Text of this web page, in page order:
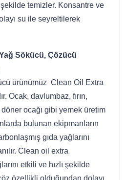
temizler. Konsantre ve
su ile seyreltilerek
Sökücü, Çözücü
ürünümüz Clean Oil Extra
Ocak, davlumbaz, fırın,
ocağı gibi yemek üretim
bulunan ekipmanların
gıda yağlarını
Clean oil extra
etkili ve hızlı şekilde
özellikli olduğundan dolayı